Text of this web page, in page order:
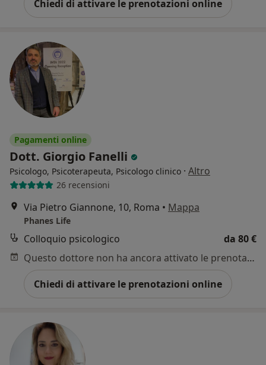
Chiedi di attivare le prenotazioni online
Pagamenti online
Dott. Giorgio Fanelli
Psicologo, Psicoterapeuta, Psicologo clinico · Altro
26 recensioni
Via Pietro Giannone, 10, Roma • Mappa
Phanes Life
Colloquio psicologico
da 80 €
Questo dottore non ha ancora attivato le prenotazioni online presso questo indirizzo.
Chiedi di attivare le prenotazioni online